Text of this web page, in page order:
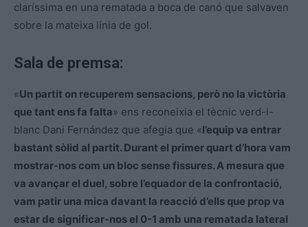
claríssima en una rematada a boca de canó que salvaven
sobre la mateixa línia de gol.
Sala de premsa:
«Un partit on recuperem sensacions, però no la victòria
que tant ens fa falta» ens reconeixia el tècnic verd-i-
blanc Dani Fernández que afegia que «l’equip va entrar
bastant sòlid al partit. Durant el primer quart d’hora vam
mostrar-nos com un bloc sense fissures. A mesura que
va avançar el duel, sobre l’equador de la confrontació,
vam patir una mica davant la reacció d’ells que prop va
estar de significar-nos el 0-1 amb una rematada lateral